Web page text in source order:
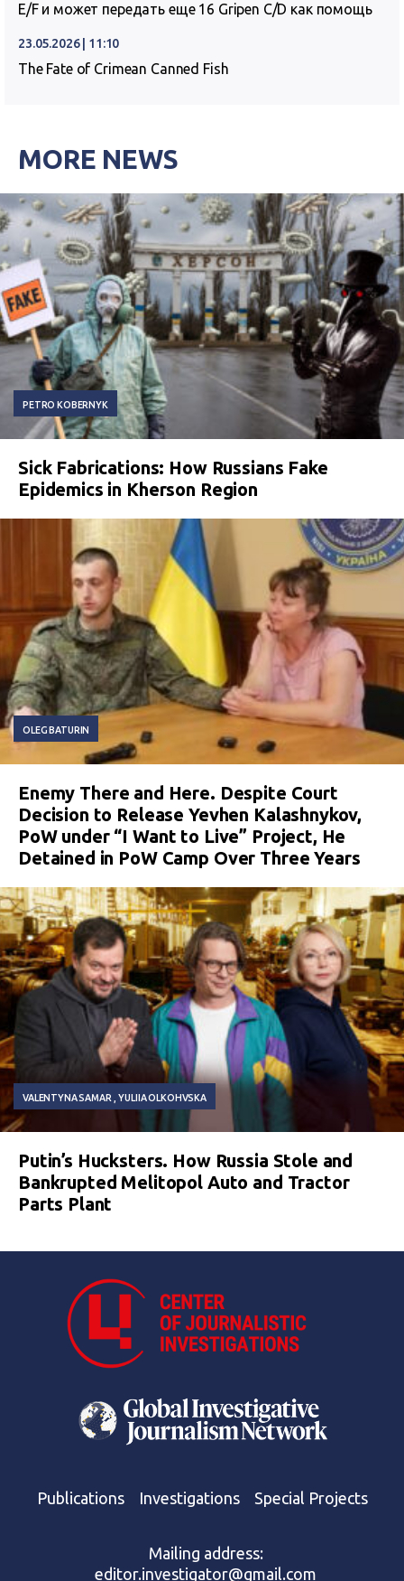
E/F и может передать еще 16 Gripen C/D как помощь
23.05.2026 | 11:10
The Fate of Crimean Canned Fish
MORE NEWS
PETRO KOBERNYK
Sick Fabrications: How Russians Fake
Epidemics in Kherson Region
OLEG BATURIN
Enemy There and Here. Despite Court
Decision to Release Yevhen Kalashnykov,
PoW under “I Want to Live” Project, He
Detained in PoW Camp Over Three Years
VALENTYNA SAMAR YULIIA OLKOHVSKA
Putin’s Hucksters. How Russia Stole and
Bankrupted Melitopol Auto and Tractor
Parts Plant
Publications Investigations Special Projects
Mailing address:
editor.investigator@gmail.com